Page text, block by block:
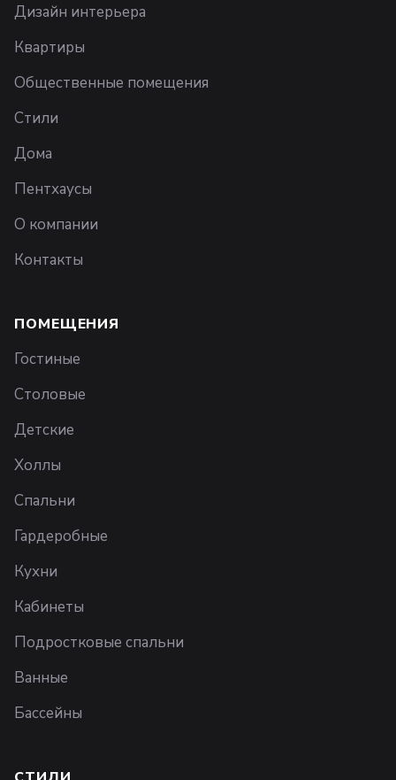
Дизайн интерьера
Квартиры
Общественные помещения
Стили
Дома
Пентхаусы
О компании
Контакты
ПОМЕЩЕНИЯ
Гостиные
Столовые
Детские
Холлы
Спальни
Гардеробные
Кухни
Кабинеты
Подростковые спальни
Ванные
Бассейны